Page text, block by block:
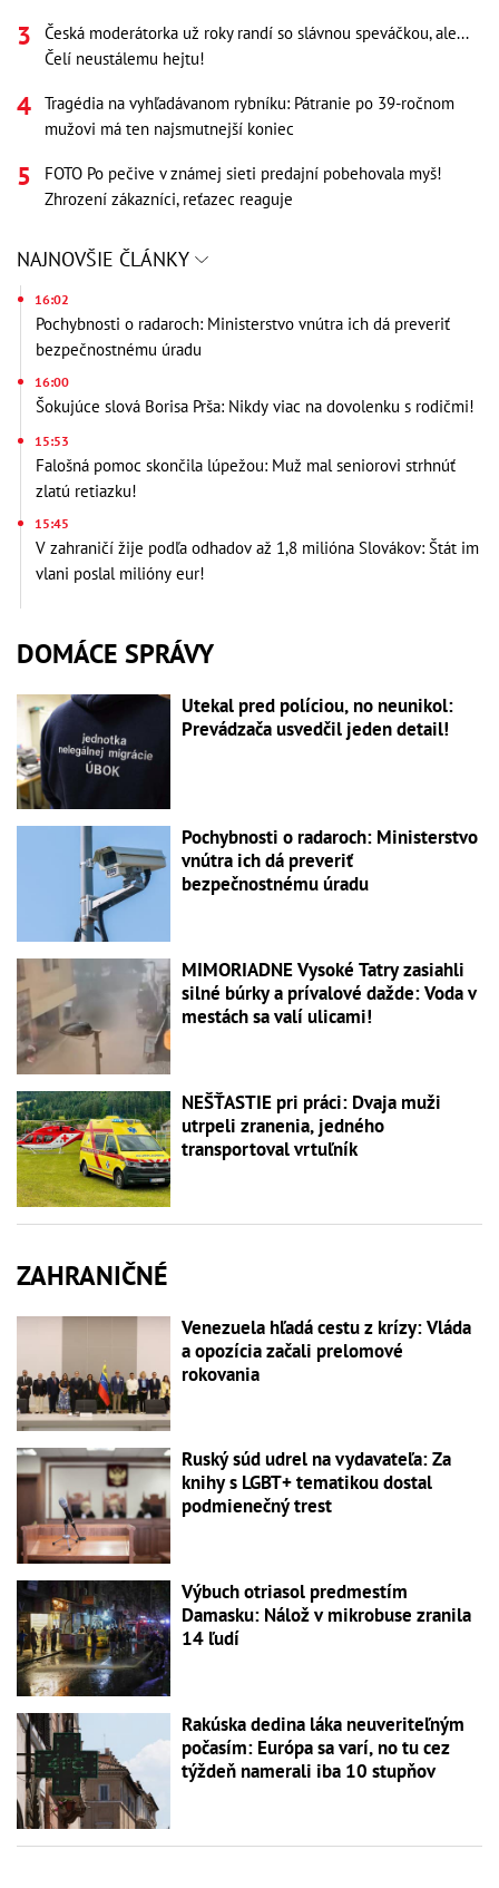
Česká moderátorka už roky randí so slávnou speváčkou, ale...
Čelí neustálemu hejtu!
Tragédia na vyhľadávanom rybníku: Pátranie po 39-ročnom
mužovi má ten najsmutnejší koniec
FOTO Po pečive v známej sieti predajní pobehovala myš!
Zhrození zákazníci, reťazec reaguje
NAJNOVŠIE ČLÁNKY
16:02
Pochybnosti o radaroch: Ministerstvo vnútra ich dá preveriť
bezpečnostnému úradu
16:00
Šokujúce slová Borisa Prša: Nikdy viac na dovolenku s rodičmi!
15:53
Falošná pomoc skončila lúpežou: Muž mal seniorovi strhnúť
zlatú retiazku!
15:45
V zahraničí žije podľa odhadov až 1,8 milióna Slovákov: Štát im
vlani poslal milióny eur!
DOMÁCE SPRÁVY
Utekal pred políciou, no neunikol:
Prevádzača usvedčil jeden detail!
Pochybnosti o radaroch: Ministerstvo
vnútra ich dá preveriť
bezpečnostnému úradu
MIMORIADNE Vysoké Tatry zasiahli
silné búrky a prívalové dažde: Voda v
mestách sa valí ulicami!
NEŠŤASTIE pri práci: Dvaja muži
utrpeli zranenia, jedného
transportoval vrtuľník
ZAHRANIČNÉ
Venezuela hľadá cestu z krízy: Vláda
a opozícia začali prelomové
rokovania
Ruský súd udrel na vydavateľa: Za
knihy s LGBT+ tematikou dostal
podmienečný trest
Výbuch otriasol predmestím
Damasku: Nálož v mikrobuse zranila
14 ľudí
Rakúska dedina láka neuveriteľným
počasím: Európa sa varí, no tu cez
týždeň namerali iba 10 stupňov